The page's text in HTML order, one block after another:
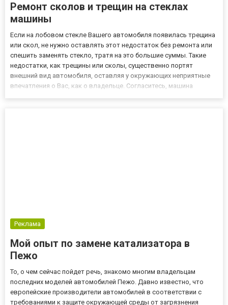
Ремонт сколов и трещин на стеклах
машины
Если на лобовом стекле Вашего автомобиля появилась трещина
или скол, не нужно оставлять этот недостаток без ремонта или
спешить заменять стекло, тратя на это большие суммы. Такие
недостатки, как трещины или сколы, существенно портят
внешний вид автомобиля, оставляя у окружающих неприятные
впечатления о Вас, как о владельце. Согласитесь, машина
Реклама
Мой опыт по замене катализатора в
Пежо
То, о чем сейчас пойдет речь, знакомо многим владельцам
последних моделей автомобилей Пежо. Давно известно, что
европейские производители автомобилей в соответствии с
требованиями к защите окружающей среды от загрязнения